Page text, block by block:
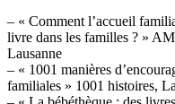
– « Comment l’accueil
livre dans les familles ? »
Lausanne
– « 1001 manières
familiales » 1001 histoires,